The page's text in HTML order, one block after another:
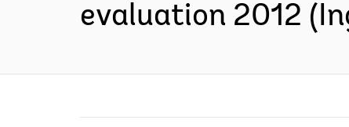
evaluation 2012